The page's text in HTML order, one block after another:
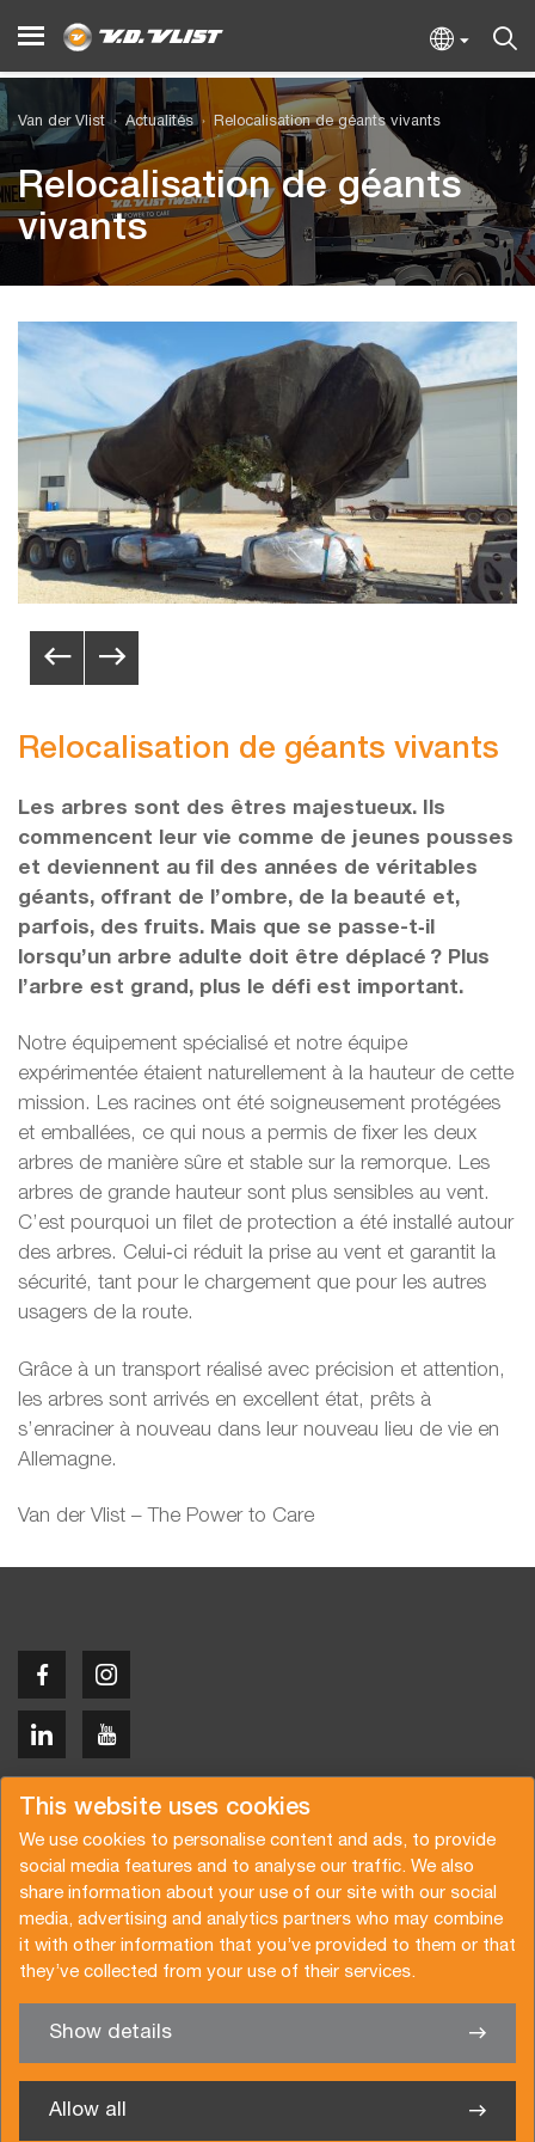
This website uses cookies
We use cookies to personalise content and ads, to provide
social media features and to analyse our traffic. We also
share information about your use of our site with our social
media, advertising and analytics partners who may combine
it with other information that you’ve provided to them or that
they’ve collected from your use of their services.
Show details
Allow all
Van der Vlist Actualités Relocalisation de géants vivants
Relocalisation de géants
vivants
Relocalisation de géants vivants
Les arbres sont des êtres majestueux. Ils
commencent leur vie comme de jeunes pousses
et deviennent au fil des années de véritables
géants, offrant de l’ombre, de la beauté et,
parfois, des fruits. Mais que se passe-t‑il
lorsqu’un arbre adulte doit être déplacé ? Plus
l’arbre est grand, plus le défi est important.
Notre équipement spécialisé et notre équipe
expérimentée étaient naturellement à la hauteur de cette
mission. Les racines ont été soigneusement protégées
et emballées, ce qui nous a permis de fixer les deux
arbres de manière sûre et stable sur la remorque. Les
arbres de grande hauteur sont plus sensibles au vent.
C’est pourquoi un filet de protection a été installé autour
des arbres. Celui‑ci réduit la prise au vent et garantit la
sécurité, tant pour le chargement que pour les autres
usagers de la route.
Grâce à un transport réalisé avec précision et attention,
les arbres sont arrivés en excellent état, prêts à
s’enraciner à nouveau dans leur nouveau lieu de vie en
Allemagne.
Van der Vlist – The Power to Care
Nous sommes heureux de vous aider
Copyright © 2026 Van der Vlist
Demandez un devis
Abonnez-vous à notre newsletter
Conditions générales
Politique de confidentialité
Brochure
Certifications